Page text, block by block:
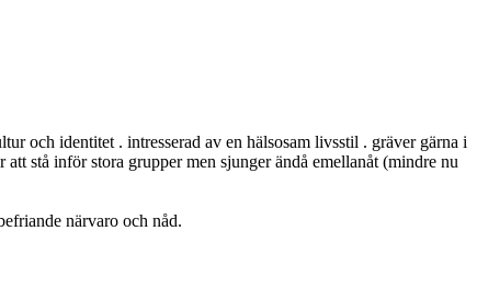
och identitet . intresserad av en hälsosam livsstil . gräver gärna i
stå inför stora grupper men sjunger ändå emellanåt (mindre nu
närvaro och nåd.